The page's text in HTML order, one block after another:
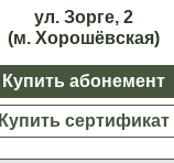
Купить абонемент
Купить сертификат
ул. Зорге, 2
(м. Хорошёвская)